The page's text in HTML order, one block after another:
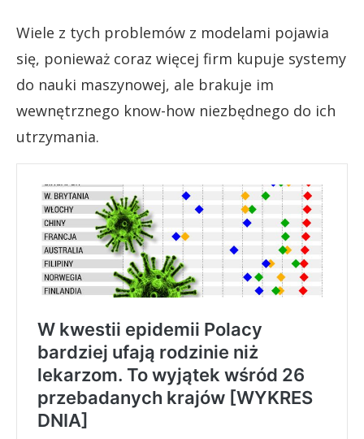
Wiele z tych problemów z modelami pojawia
się, ponieważ coraz więcej firm kupuje systemy
do nauki maszynowej, ale brakuje im
wewnętrznego know-how niezbędnego do ich
utrzymania.